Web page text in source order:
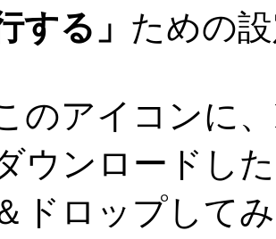
する」 ための
のアイコンに、
ウンロードし
ドロップして